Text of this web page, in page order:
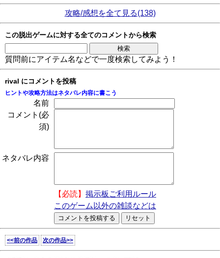
攻略/感想を全て見る(138)
この脱出ゲームに対する全てのコメントから検索
質問前にアイテム名などで一度検索してみよう！
rival にコメントを投稿
ヒントや攻略方法はネタバレ内容に書こう
名前
コメント(必
須)
ネタバレ内容
【必読】 掲示板ご利用ルール
このゲーム以外の雑談などは
<<前の作品 次の作品>>